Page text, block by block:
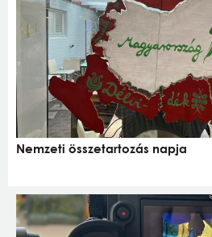
Nemzeti összetartozás napja